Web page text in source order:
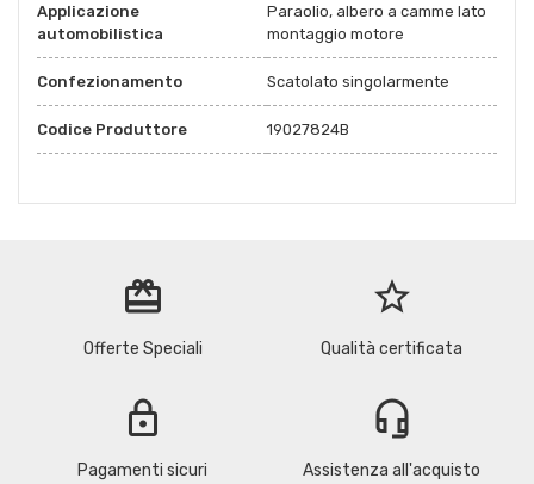
Applicazione
automobilistica
Paraolio, albero a camme lato
montaggio motore
Confezionamento Scatolato singolarmente
Codice Produttore 19027824B
redeem
Offerte Speciali
star_border
Qualità certificata
lock
Pagamenti sicuri
headset_mic
Assistenza all'acquisto